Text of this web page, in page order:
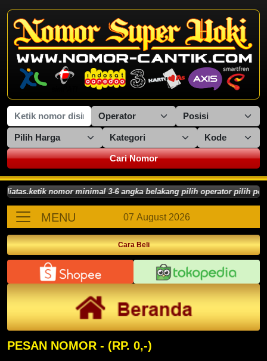
Cari Nomor
nomor minimal 3-6 angka belakang pilih operator pilih
MENU 07 August 2026
Cara Beli
PESAN NOMOR - (RP. 0,-)